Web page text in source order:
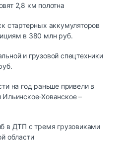
2,8 км полотна
стартерных аккумуляторов
в 380 млн руб.
и грузовой спецтехники
на год раньше привели в
Хованское –
в ДТП с тремя грузовиками
области